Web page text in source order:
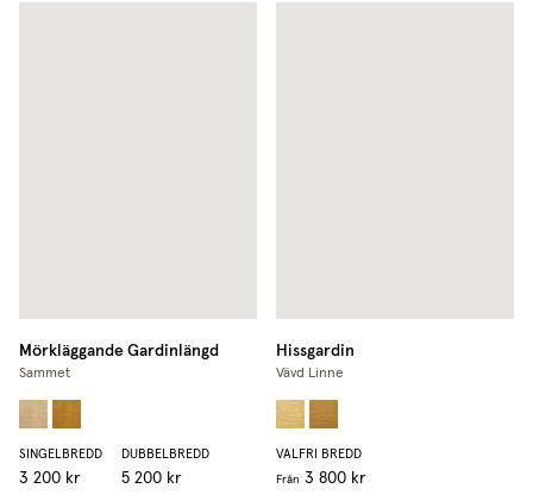
Mörkläggande Gardinlängd
Sammet
SINGELBREDD
3 200 kr
DUBBELBREDD
5 200 kr
Hissgardin
Vävd Linne
VALFRI BREDD
Från 3 800 kr